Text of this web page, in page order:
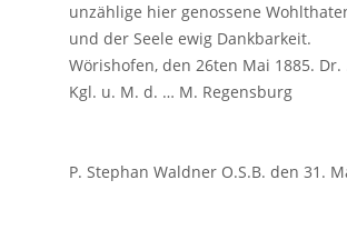
unzählige hier genossene
und der Seele ewig Dankbarkeit.
Wörishofen, den 26ten Mai 1885. Dr.
Kgl. u. M. d. … M. Regensburg
P. Stephan Waldner O.S.B. den 31.